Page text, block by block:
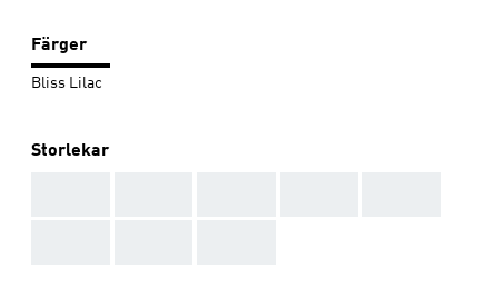
Färger
Bliss Lilac
Storlekar